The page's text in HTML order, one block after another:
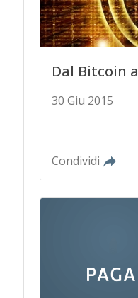
Dal Bitcoin
30 Giu 2015
Condividi